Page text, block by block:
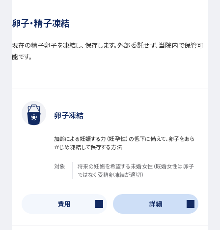
卵子・精子凍結
現在の精子卵子を凍結し、保存します。外部委託せず、当院内で保管可
能です。
卵子凍結
加齢による妊娠する力（妊孕性）の低下に備えて、卵子をあら
かじめ凍結して保存する方法
対象
将来の妊娠を希望する未婚女性（既婚女性は卵子
ではなく受精卵凍結が適切）
費用 詳細